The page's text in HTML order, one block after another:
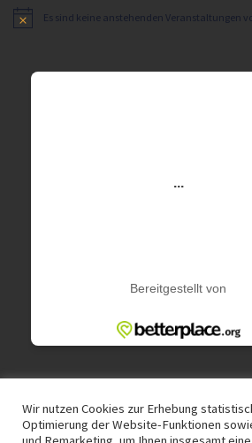
Es sind keine anstehenden Veranstaltungen
Wir nutzen Cookies zur Erhebung
Optimierung der Website-Funktionen